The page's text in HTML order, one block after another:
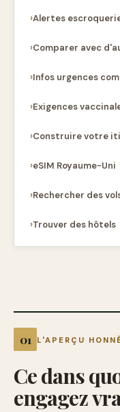
L'APERÇU
Cedans
engagez
Alertes
Comparer avec
Infos urgences
Exigences
Construire votre
eSIM Royaume-Uni
Rechercher des
Trouver des hôtels